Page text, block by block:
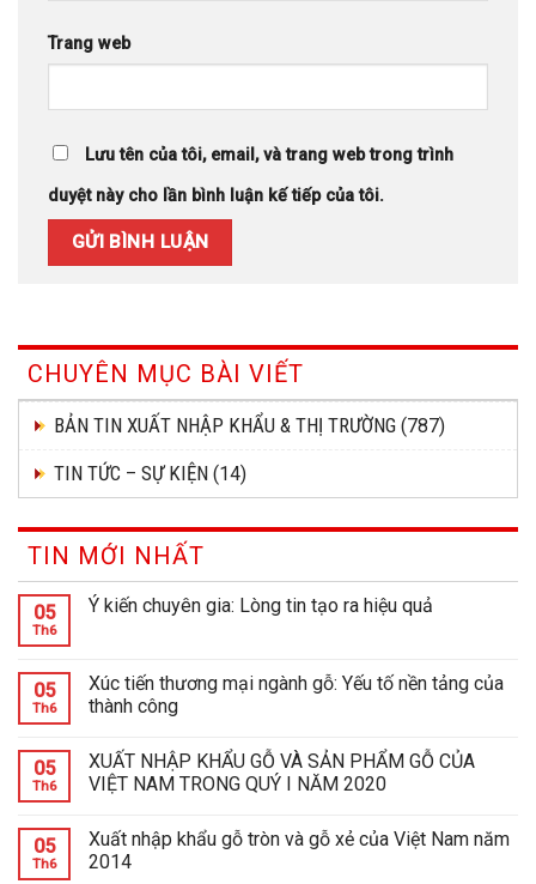
Trang web
Lưu tên của tôi, email, và trang web trong trình
duyệt này cho lần bình luận kế tiếp của tôi.
CHUYÊN MỤC BÀI VIẾT
BẢN TIN XUẤT NHẬP KHẨU & THỊ TRƯỜNG (787)
TIN TỨC – SỰ KIỆN (14)
TIN MỚI NHẤT
05
Th6
Ý kiến chuyên gia: Lòng tin tạo ra hiệu quả
05
Th6
Xúc tiến thương mại ngành gỗ: Yếu tố nền tảng của
thành công
05
Th6
XUẤT NHẬP KHẨU GỖ VÀ SẢN PHẨM GỖ CỦA
VIỆT NAM TRONG QUÝ I NĂM 2020
05
Th6
Xuất nhập khẩu gỗ tròn và gỗ xẻ của Việt Nam năm
2014